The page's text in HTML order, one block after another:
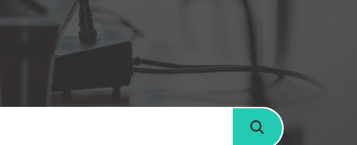
搜尋